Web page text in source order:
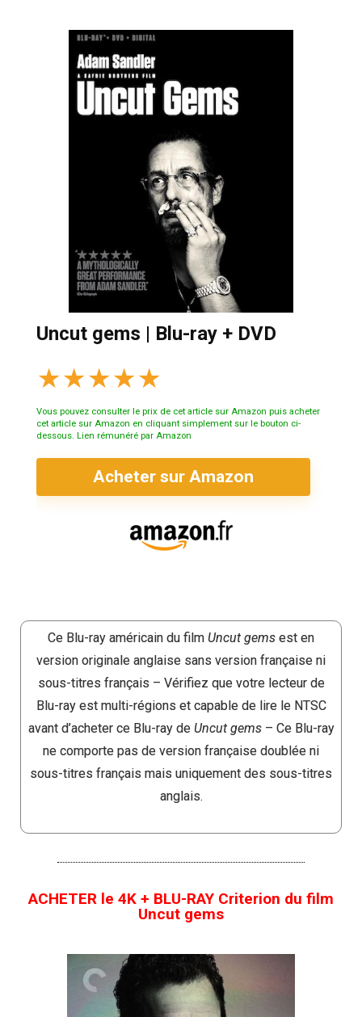
Uncut gems | Blu-ray + DVD
★★★★★
Vous pouvez consulter le prix de cet article sur Amazon puis acheter
cet article sur Amazon en cliquant simplement sur le bouton ci-
dessous. Lien rémunéré par Amazon
Acheter sur Amazon
Ce Blu-ray américain du film Uncut gems est en
version originale anglaise sans version française ni
sous-titres français – Vérifiez que votre lecteur de
Blu-ray est multi-régions et capable de lire le NTSC
avant d’acheter ce Blu-ray de Uncut gems– Ce Blu-ray
ne comporte pas de version française doublée ni
sous-titres français mais uniquement des sous-titres
anglais.
ACHETER le 4K + BLU-RAY Criterion du film
Uncut gems